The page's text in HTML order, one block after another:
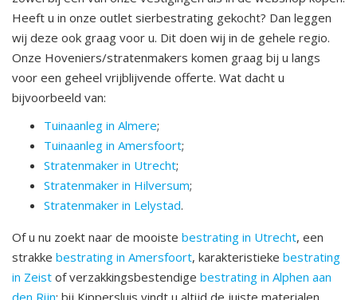
Heeft u in onze outlet sierbestrating gekocht? Dan leggen
wij deze ook graag voor u. Dit doen wij in de gehele regio.
Onze Hoveniers/stratenmakers komen graag bij u langs
voor een geheel vrijblijvende offerte. Wat dacht u
bijvoorbeeld van:
Tuinaanleg in Almere;
Tuinaanleg in Amersfoort;
Stratenmaker in Utrecht;
Stratenmaker in Hilversum;
Stratenmaker in Lelystad.
Of u nu zoekt naar de mooiste bestrating in Utrecht, een
strakke bestrating in Amersfoort, karakteristieke bestrating
in Zeist of verzakkingsbestendige bestrating in Alphen aan